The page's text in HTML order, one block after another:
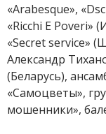
«Arabesque»,
«Ricchi E
«Secret service»
Александр
(Беларусь),
«Самоцветы»,
мошенники»,